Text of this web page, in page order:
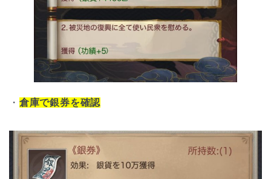
・ 倉庫で銀券を確認